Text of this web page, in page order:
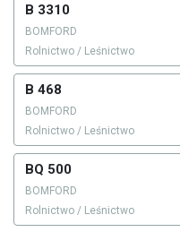
B 3310
BOMFORD
Rolnictwo / Leśnictwo
B 468
BOMFORD
Rolnictwo / Leśnictwo
BQ 500
BOMFORD
Rolnictwo / Leśnictwo